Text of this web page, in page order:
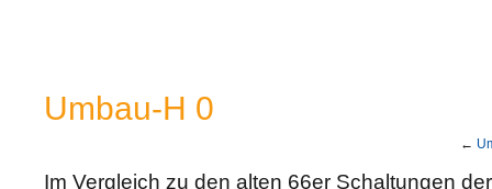
Umbau-H 0
←
Im Vergleich zu den alten 66er Schaltungen